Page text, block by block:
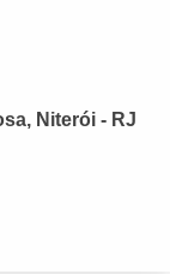
Niterói - RJ